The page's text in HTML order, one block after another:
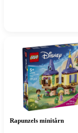
Rapunzels minitårn